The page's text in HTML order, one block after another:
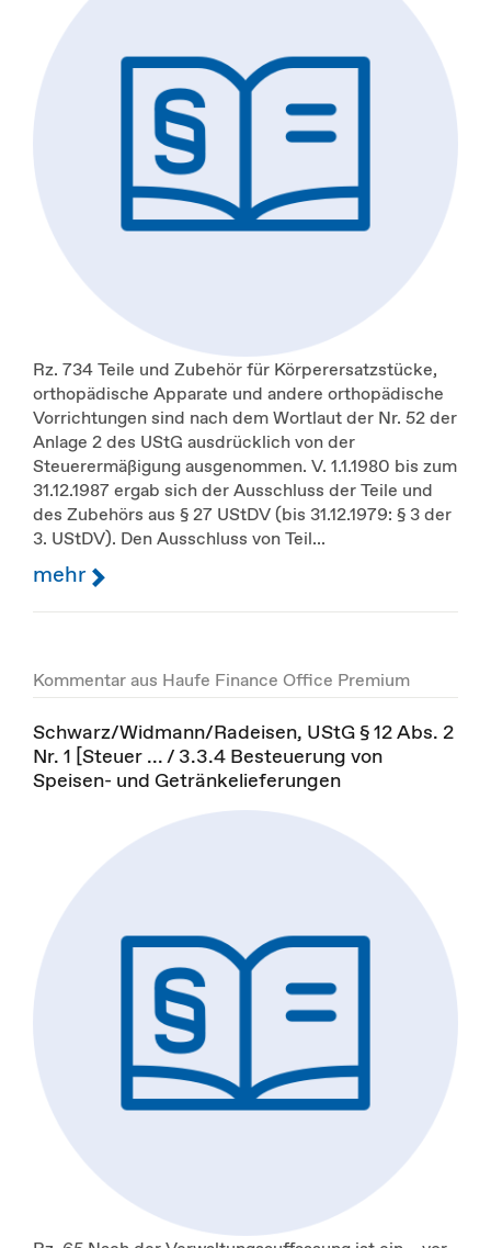
Rz. 734 Teile und Zubehör für Körperersatzstücke,
orthopädische Apparate und andere orthopädische
Vorrichtungen sind nach dem Wortlaut der Nr. 52 der
Anlage 2 des UStG ausdrücklich von der
Steuerermäßigung ausgenommen. V. 1.1.1980 bis zum
31.12.1987 ergab sich der Ausschluss der Teile und
des Zubehörs aus § 27 UStDV (bis 31.12.1979: § 3 der
3. UStDV). Den Ausschluss von Teil...
mehr
Kommentar aus Haufe Finance Office Premium
Schwarz/Widmann/Radeisen, UStG § 12 Abs. 2
Nr. 1 [Steuer ... / 3.3.4 Besteuerung von
Speisen- und Getränkelieferungen